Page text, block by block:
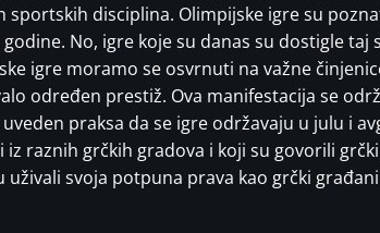
disciplina. Olimpijske igre su
godine. No, igre koje su danas su dostigle
igre moramo se osvrnuti na važne
određen prestiž. Ova manifestacija se
praksa da se igre održavaju u julu i
raznih grčkih gradova i koji su govorili
uživali svoja potpuna prava kao grčki